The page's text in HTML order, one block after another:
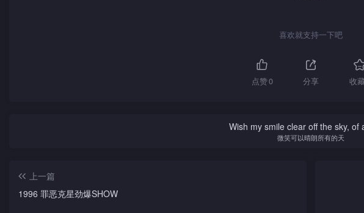
喜欢就支持一下吧
点赞0 分享 收
Wish my smile clear off the sky, of
微笑可以晴朗所有的天
上一篇
1996 罪恶克星劲爆SHOW